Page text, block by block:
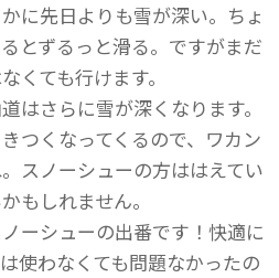
に先日よりも雪が深い。ちょ
とずるっと滑る。ですがまだ
くても行けます。
はさらに雪が深くなります。
つくなってくるので、ワカン
スノーシューの方ははえてい
もしれません。
ーシューの出番です！快適に
使わなくても問題なかったの